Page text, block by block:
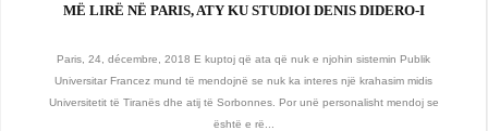
MË LIRË NË PARIS, ATY KU STUDIOI DENIS DIDERO-I
Paris, 24, décembre, 2018 E kuptoj që ata që nuk e njohin sistemin Publik
Universitar Francez mund të mendojnë se nuk ka interes një krahasim midis
Universitetit të Tiranës dhe atij të Sorbonnes. Por unë personalisht mendoj se
është e rë...